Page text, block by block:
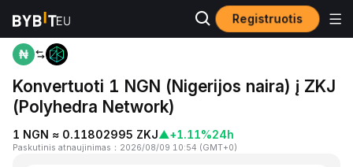
Registruotis
Pagrindinis
Konvertuoti 1 NGN (Nigerijos naira) į ZKJ
(Polyhedra Network)
1 NGN ≈ 0.11802995 ZKJ▲+1.11%24h
Paskutinis atnaujinimas ： 2026/08/09 10:54 (GMT+0)